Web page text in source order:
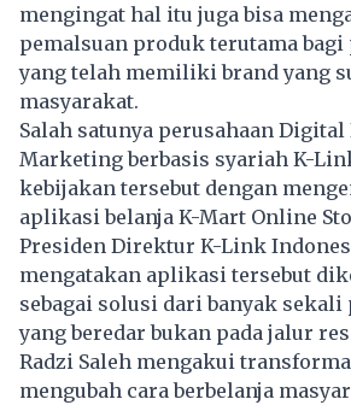
mengingat hal itu juga bisa
pemalsuan produk terutama bagi
yang telah memiliki brand yang
masyarakat.
Salah satunya perusahaan
Marketing berbasis syariah K-
kebijakan tersebut dengan
aplikasi belanja K-Mart Online
Presiden Direktur K-Link
mengatakan aplikasi tersebut
sebagai solusi dari banyak
yang beredar bukan pada jalur
Radzi Saleh mengakui
mengubah cara berbelanja